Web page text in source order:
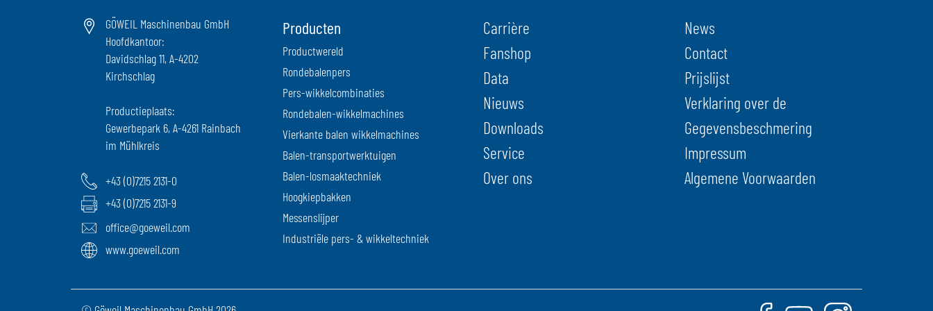
GÖWEIL Maschinenbau GmbH
Hoofdkantoor:
Davidschlag 11, A-4202
Kirchschlag
Productieplaats:
Gewerbepark 6, A-4261 Rainbach
im Mühlkreis
+43 (0)7215 2131-0
+43 (0)7215 2131-9
office@goeweil.com
www.goeweil.com
Producten
Productwereld
Rondebalenpers
Pers-wikkelcombinaties
Rondebalen-wikkelmachines
Vierkante balen wikkelmachines
Balen-transportwerktuigen
Balen-losmaaktechniek
Hoogkiepbakken
Messenslijper
Industriële pers- & wikkeltechniek
Carrière
Fanshop
Data
Nieuws
Downloads
Service
Over ons
News
Contact
Prijslijst
Verklaring over de
Gegevensbeschmering
Impressum
Algemene Voorwaarden